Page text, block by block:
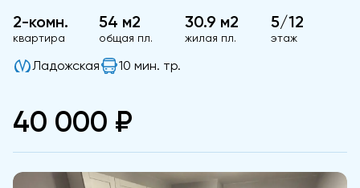
2-комн.
квартира
54 м2
общая пл.
30.9 м2
жилая пл.
5/12
этаж
Ладожская 10 мин. тр.
40 000 ₽